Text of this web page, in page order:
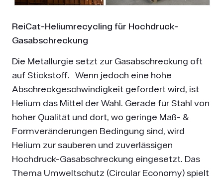
ReiCat-Heliumrecycling für Hochdruck-
Gasabschreckung
Die Metallurgie setzt zur Gasabschreckung oft
auf Stickstoff. Wenn jedoch eine hohe
Abschreckgeschwindigkeit gefordert wird, ist
Helium das Mittel der Wahl. Gerade für Stahl von
hoher Qualität und dort, wo geringe Maß- &
Formveränderungen Bedingung sind, wird
Helium zur sauberen und zuverlässigen
Hochdruck-Gasabschreckung eingesetzt. Das
Thema Umweltschutz (Circular Economy) spielt